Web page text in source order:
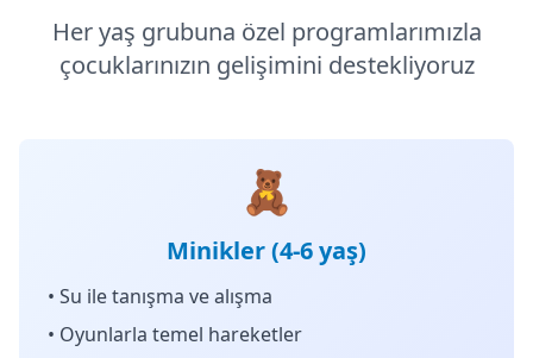
Her yaş grubuna özel programlarımızla
çocuklarınızın gelişimini destekliyoruz
🧸
Minikler (4-6 yaş)
• Su ile tanışma ve alışma
• Oyunlarla temel hareketler